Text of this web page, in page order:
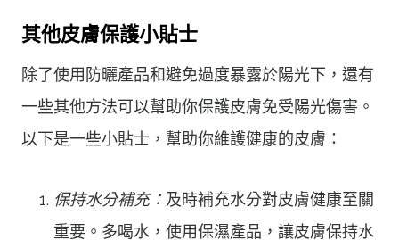
其他皮膚保護小貼士
除了使用防曬產品和避免過度暴露於陽光下，還有
一些其他方法可以幫助你保護皮膚免受陽光傷害。
以下是一些小貼士，幫助你維護健康的皮膚：
保持水分補充： 及時補充水分對皮膚健康至關
重要。多喝水，使用保濕產品，讓皮膚保持水